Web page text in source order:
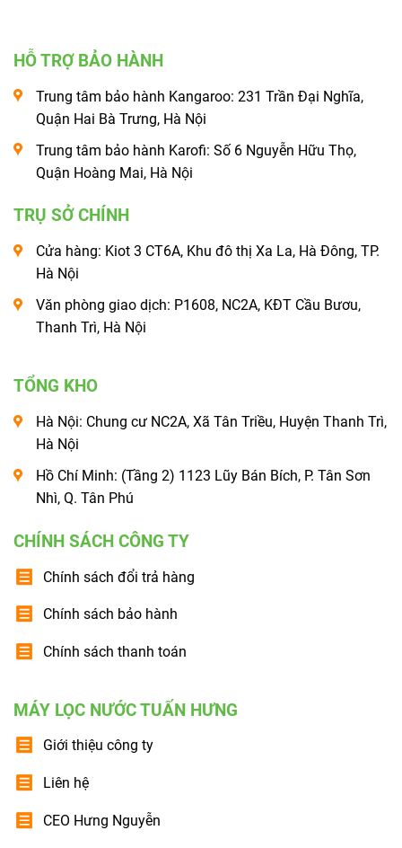
HỖ TRỢ BẢO HÀNH
Trung tâm bảo hành Kangaroo: 231 Trần Đại Nghĩa,
Quận Hai Bà Trưng, Hà Nội
Trung tâm bảo hành Karofi: Số 6 Nguyễn Hữu Thọ,
Quận Hoàng Mai, Hà Nội
TRỤ SỞ CHÍNH
Cửa hàng: Kiot 3 CT6A, Khu đô thị Xa La, Hà Đông, TP.
Hà Nội
Văn phòng giao dịch: P1608, NC2A, KĐT Cầu Bươu,
Thanh Trì, Hà Nội
TỔNG KHO
Hà Nội: Chung cư NC2A, Xã Tân Triều, Huyện Thanh Trì,
Hà Nội
Hồ Chí Minh: (Tầng 2) 1123 Lũy Bán Bích, P. Tân Sơn
Nhì, Q. Tân Phú
CHÍNH SÁCH CÔNG TY
Chính sách đổi trả hàng
Chính sách bảo hành
Chính sách thanh toán
MÁY LỌC NƯỚC TUẤN HƯNG
Giới thiệu công ty
Liên hệ
CEO Hưng Nguyễn